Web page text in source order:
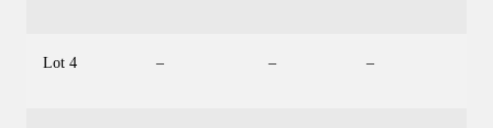
Lot 4 – – –